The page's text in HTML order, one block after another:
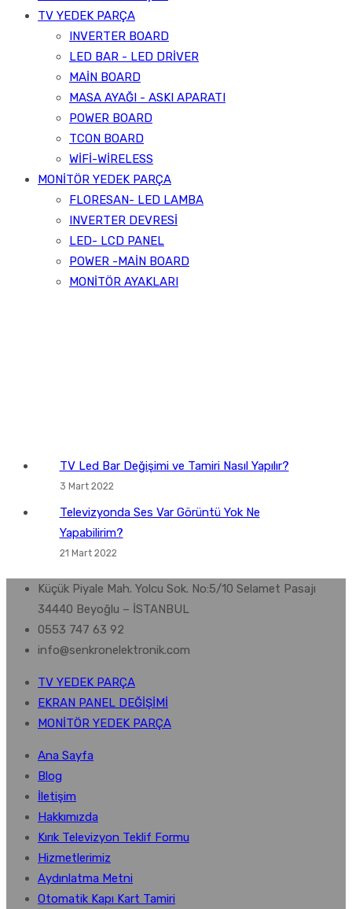
TV YEDEK PARÇA
INVERTER BOARD
LED BAR - LED DRİVER
MAİN BOARD
MASA AYAĞI - ASKI APARATI
POWER BOARD
TCON BOARD
WİFİ-WİRELESS
MONİTÖR YEDEK PARÇA
FLORESAN- LED LAMBA
INVERTER DEVRESİ
LED- LCD PANEL
POWER -MAİN BOARD
MONİTÖR AYAKLARI
TV Led Bar Değişimi ve Tamiri Nasıl Yapılır?
3 Mart 2022
Televizyonda Ses Var Görüntü Yok Ne
Yapabilirim?
21 Mart 2022
Küçük Piyale Mah. Yolcu Sok. No:5/10 Selamet Pasajı
34440 Beyoğlu – İSTANBUL
0553 747 63 92
info@senkronelektronik.com
TV YEDEK PARÇA
EKRAN PANEL DEĞİŞİMİ
MONİTÖR YEDEK PARÇA
Ana Sayfa
Blog
İletişim
Hakkımızda
Kırık Televizyon Teklif Formu
Hizmetlerimiz
Aydınlatma Metni
Otomatik Kapı Kart Tamiri